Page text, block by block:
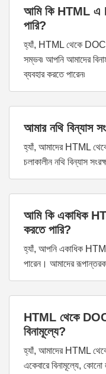
আমি কি HTML এ
পারি?
হ্যাঁ, HTML থেকে
সম্ভব৷ আপনি আমাদের
ব্যবহার করতে পারেন৷
আমার নথি বিন্যাস
হ্যাঁ, আমাদের HTML
চলাকালীন নথি বিন্যাস
আমি কি একাধিক
করতে পারি?
হ্যাঁ, আপনি একাধিক
পারেন। আমাদের
HTML থেকে
বিনামূল্যে?
হ্যাঁ, আমাদের HTML
একেবারে বিনামূল্যে, কোনো